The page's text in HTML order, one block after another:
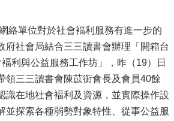
絡單位對於社會褔利服務有進一步的
府社會局結合三三讀書會辦理「開箱台
利與公益服務工作坊」，昨（19）日
領三三讀書會陳苡衘會長及會員40餘
識在地社會褔利及資源，並實際操作設
並探索各種弱勢對象特性、從事公益服